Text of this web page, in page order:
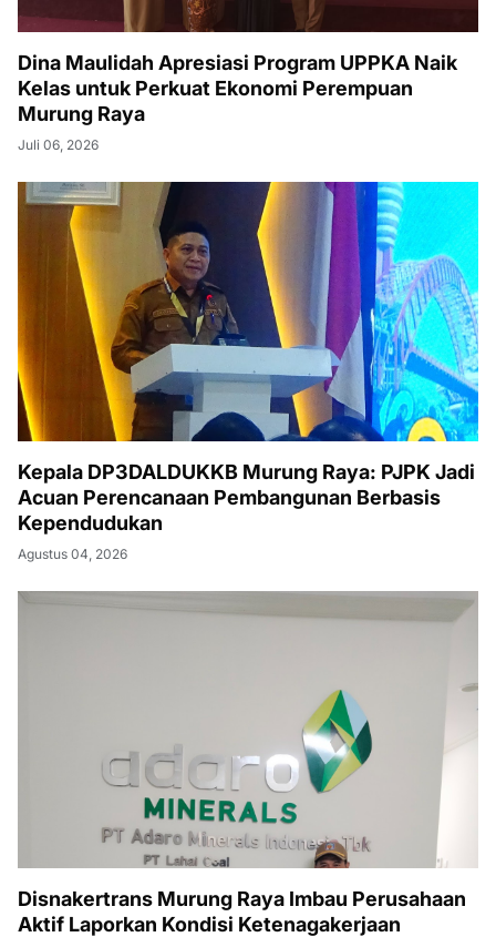
Dina Maulidah Apresiasi Program UPPKA Naik
Kelas untuk Perkuat Ekonomi Perempuan
Murung Raya
Juli 06, 2026
Kepala DP3DALDUKKB Murung Raya: PJPK Jadi
Acuan Perencanaan Pembangunan Berbasis
Kependudukan
Agustus 04, 2026
Disnakertrans Murung Raya Imbau Perusahaan
Aktif Laporkan Kondisi Ketenagakerjaan